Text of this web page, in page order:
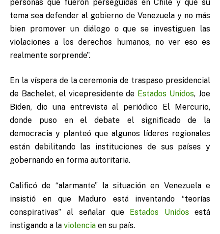
personas que fueron perseguidas en Chile y que su
tema sea defender al gobierno de Venezuela y no más
bien promover un diálogo o que se investiguen las
violaciones a los derechos humanos, no ver eso es
realmente sorprende”.
En la víspera de la ceremonia de traspaso presidencial
de Bachelet, el vicepresidente de Estados Unidos, Joe
Biden, dio una entrevista al periódico El Mercurio,
donde puso en el debate el significado de la
democracia y planteó que algunos líderes regionales
están debilitando las instituciones de sus países y
gobernando en forma autoritaria.
Calificó de “alarmante” la situación en Venezuela e
insistió en que Maduro está inventando “teorías
conspirativas” al señalar que Estados Unidos está
instigando a la violencia en su país.